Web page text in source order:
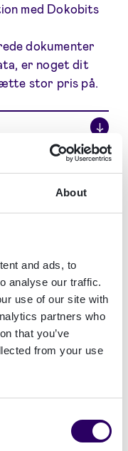
About
and ads, to
analyse our traffic.
use of our site with
partners who
that you’ve
from your use
med Dokobits
dokumenter
er noget dit
stor pris på.
↓
↓
↓
↓
↓